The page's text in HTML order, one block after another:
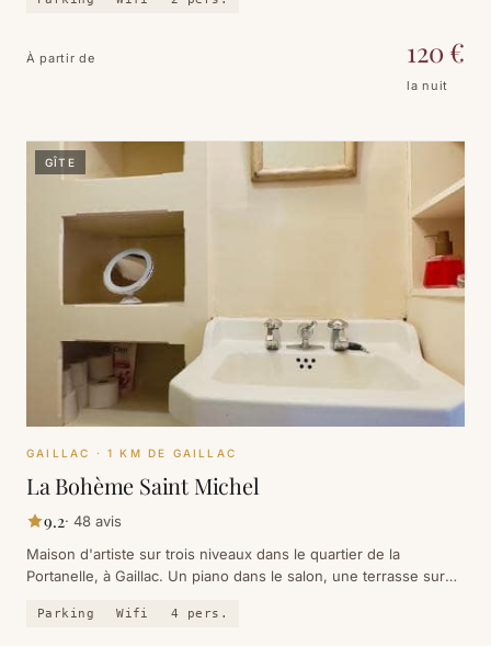
À partir de 120 €
la nuit
GÎTE
GAILLAC · 1 KM DE GAILLAC
La Bohème Saint Michel
9.2· 48 avis
Maison d'artiste sur trois niveaux dans le quartier de la
Portanelle, à Gaillac. Un piano dans le salon, une terrasse sur
Parking Wifi 4 pers.